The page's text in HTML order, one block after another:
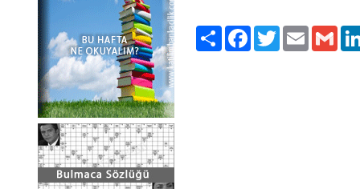
Paylaş FacebookTwitter Email Gmail